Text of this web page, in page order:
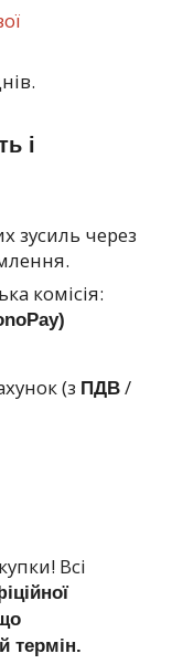
і
зусиль через
комісія:
(з ПДВ /
Всі
термін.